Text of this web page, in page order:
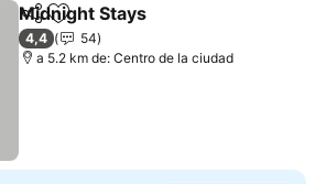
CompartirAñadir a favoritos
Midnight Stays
4,4
54
a 5.2 km de: Centro de la ciudad